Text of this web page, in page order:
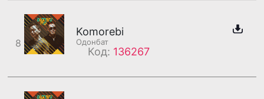
8
Komorebi
Одонбат
Код: 136267